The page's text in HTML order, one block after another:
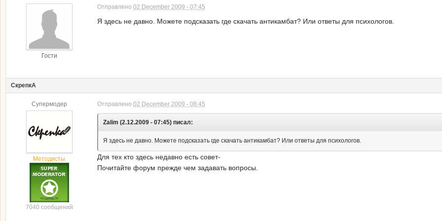
Гости
Отправлено 02 December 2009 - 07:45
Я здесь не давно. Можете подсказать где скачать антикамбат? Или ответы для психологов.
СкрепкА
Супермодер
Методисты
7040 сообщений
Отправлено 02 December 2009 - 08:45
Zalim (2.12.2009 - 07:45) писал:
Я здесь не давно. Можете подсказать где скачать антикамбат? Или ответы для психологов.
Для тех кто здесь недавно есть совет-
Почитайте форум прежде чем задавать вопросы.